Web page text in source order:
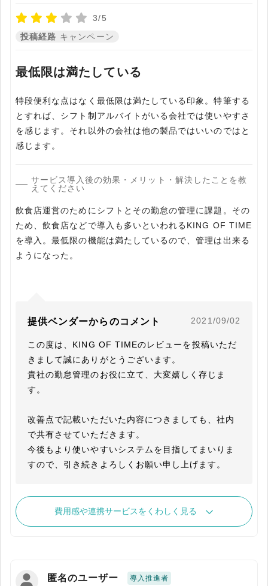
3/5
投稿経路 キャンペーン
最低限は満たしている
特段便利な点はなく最低限は満たしている印象。特筆する
とすれば、シフト制アルバイトがいる会社では使いやすさ
を感じます。それ以外の会社は他の製品ではいいのではと
感じます。
サービス導入後の効果・メリット・解決したことを教
えてください
飲食店運営のためにシフトとその勤怠の管理に課題。その
ため、飲食店などで導入も多いといわれるKING OF TIME
を導入。最低限の機能は満たしているので、管理は出来る
ようになった。
提供ベンダーからのコメント 2021/09/02
この度は、KING OF TIMEのレビューを投稿いただ
きまして誠にありがとうございます。
貴社の勤怠管理のお役に立て、大変嬉しく存じま
す。
改善点で記載いただいた内容につきましても、社内
で共有させていただきます。
今後もより使いやすいシステムを目指してまいりま
すので、引き続きよろしくお願い申し上げます。
費用感や連携サービスをくわしく見る
匿名のユーザー 導入推進者